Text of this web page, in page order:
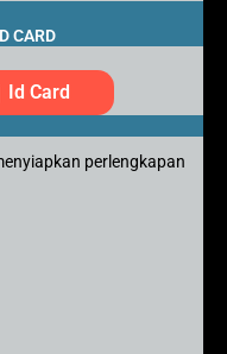
CARD
Id Card
perlengkapan